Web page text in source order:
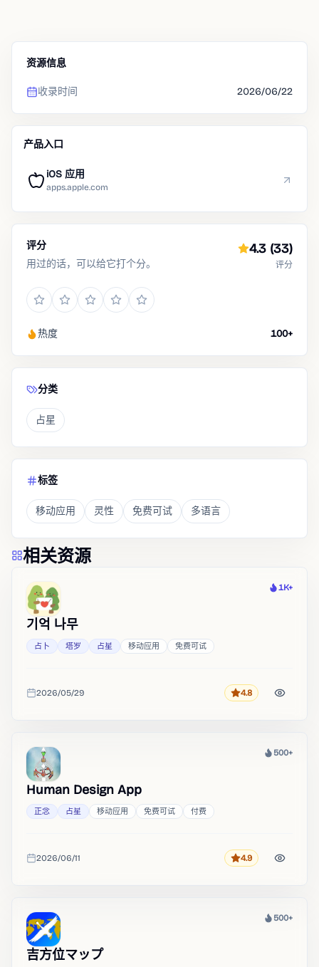
资源信息
收录时间 2026/06/22
产品入口
iOS 应用
apps.apple.com
评分
用过的话，可以给它打个分。
4.3 (33)
评分
热度 100+
分类
占星
标签
移动应用 灵性 免费可试 多语言
相关资源
热度
1K+
기억 나무
占卜 塔罗 占星 移动应用 免费可试
收录时间
2026/05/29 评分4.8
热度
500+
Human Design App
正念 占星 移动应用 免费可试 付费
收录时间
2026/06/11 评分4.9
热度
500+
吉方位マップ